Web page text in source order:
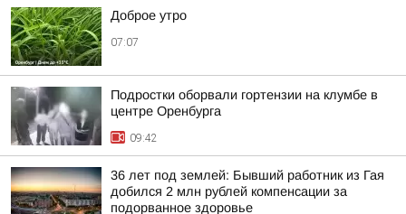
Доброе утро
07:07
Подростки оборвали гортензии на клумбе в
центре Оренбурга
09:42
36 лет под землей: Бывший работник из Гая
добился 2 млн рублей компенсации за
подорванное здоровье